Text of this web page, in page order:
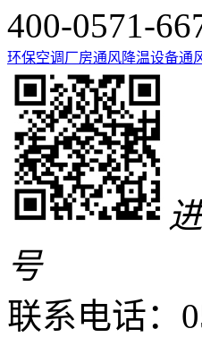
400-0571-
环保空调 厂房通风降温设备通
号
联系电话：